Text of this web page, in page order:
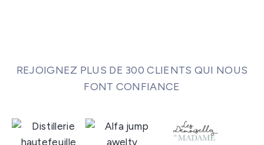
REJOIGNEZ PLUS DE 300 CLIENTS QUI NOUS
FONT CONFIANCE